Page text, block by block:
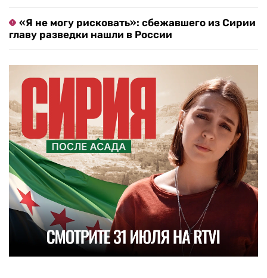
«Я не могу рисковать»: сбежавшего из Сирии
главу разведки нашли в России